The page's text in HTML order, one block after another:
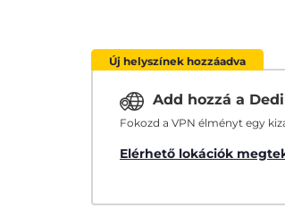
Új helyszínek hozzáadva
Add hozzá a
Fokozd a VPN élményt egy
Elérhető lokációk